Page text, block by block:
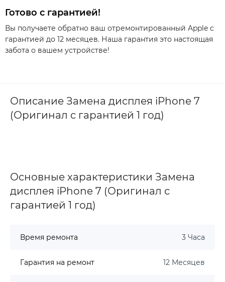
Готово с гарантией!
Вы получаете обратно ваш отремонтированный Apple с
гарантией до 12 месяцев. Наша гарантия это настоящая
забота о вашем устройстве!
Описание Замена дисплея iPhone 7
(Оригинал с гарантией 1 год)
Основные характеристики Замена
дисплея iPhone 7 (Оригинал с
гарантией 1 год)
Время ремонта 3 Часа
Гарантия на ремонт 12 Месяцев